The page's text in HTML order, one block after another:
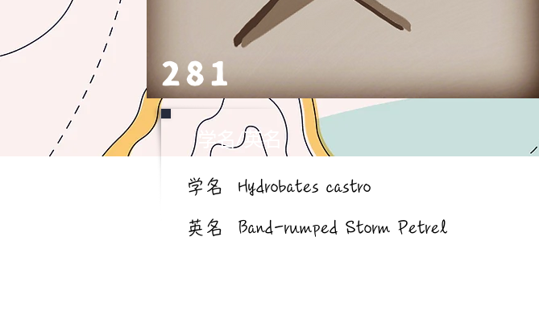
281
学名/英名
学名 Hydrobates castro
英名 Band-rumped Storm Petrel